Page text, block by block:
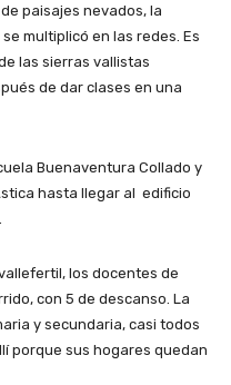
paisajes nevados, la
multiplicó en las redes. Es
las sierras vallistas
de dar clases en una
Buenaventura Collado y
hasta llegar al edificio
los docentes de
con 5 de descanso. La
y secundaria, casi todos
porque sus hogares quedan